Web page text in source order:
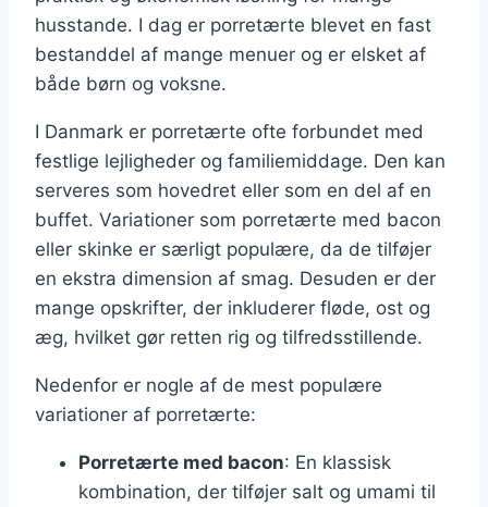
husstande. I dag er porretærte blevet en fast
bestanddel af mange menuer og er elsket af
både børn og voksne.
I Danmark er porretærte ofte forbundet med
festlige lejligheder og familiemiddage. Den kan
serveres som hovedret eller som en del af en
buffet. Variationer som porretærte med bacon
eller skinke er særligt populære, da de tilføjer
en ekstra dimension af smag. Desuden er der
mange opskrifter, der inkluderer fløde, ost og
æg, hvilket gør retten rig og tilfredsstillende.
Nedenfor er nogle af de mest populære
variationer af porretærte:
Porretærte med bacon: En klassisk
kombination, der tilføjer salt og umami til